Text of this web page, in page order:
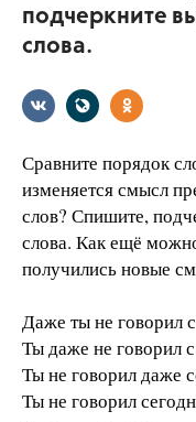
подчеркните
слова.
Сравните порядок
изменяется смысл
слов? Спишите,
слова. Как ещё
получились новые
Даже ты не говорил
Ты даже не говорил
Ты не говорил даже
Ты не говорил